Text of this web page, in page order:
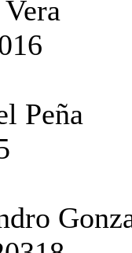
Peña